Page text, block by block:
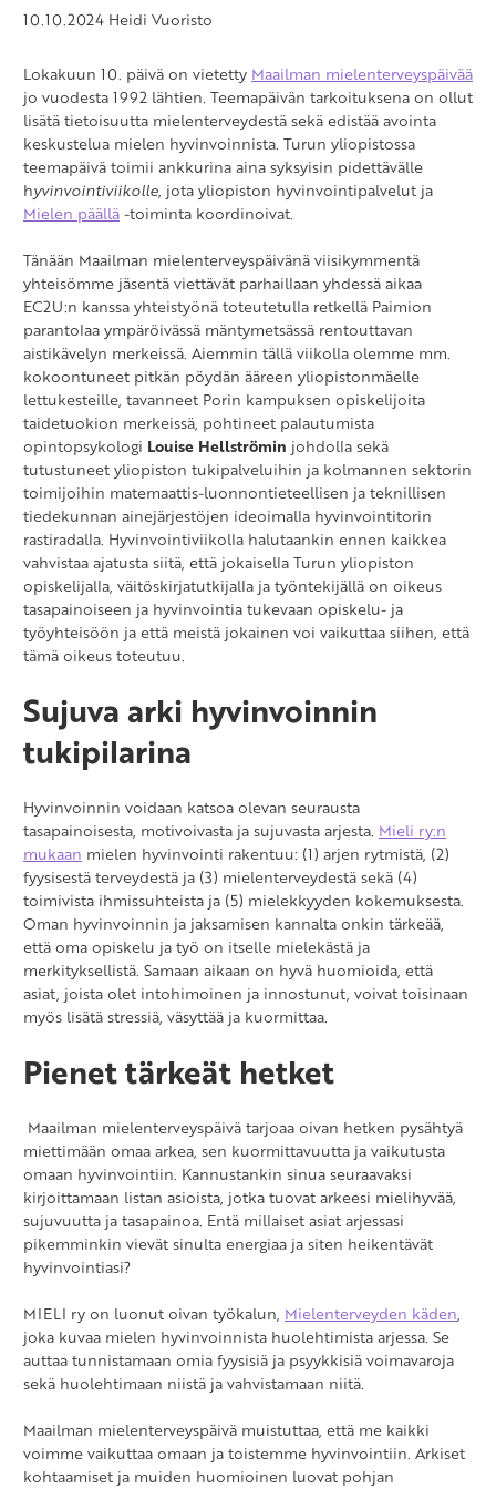
10.10.2024 Heidi Vuoristo
Lokakuun 10. päivä on vietetty Maailman mielenterveyspäivää
jo vuodesta 1992 lähtien. Teemapäivän tarkoituksena on ollut
lisätä tietoisuutta mielenterveydestä sekä edistää avointa
keskustelua mielen hyvinvoinnista. Turun yliopistossa
teemapäivä toimii ankkurina aina syksyisin pidettävälle
hyvinvointiviikolle, jota yliopiston hyvinvointipalvelut ja
Mielen päällä-toiminta koordinoivat.
Tänään Maailman mielenterveyspäivänä viisikymmentä
yhteisömme jäsentä viettävät parhaillaan yhdessä aikaa
EC2U:n kanssa yhteistyönä toteutetulla retkellä Paimion
parantolaa ympäröivässä mäntymetsässä rentouttavan
aistikävelyn merkeissä. Aiemmin tällä viikolla olemme mm.
kokoontuneet pitkän pöydän ääreen yliopistonmäelle
lettukesteille, tavanneet Porin kampuksen opiskelijoita
taidetuokion merkeissä, pohtineet palautumista
opintopsykologi Louise Hellströmin johdolla sekä
tutustuneet yliopiston tukipalveluihin ja kolmannen sektorin
toimijoihin matemaattis-luonnontieteellisen ja teknillisen
tiedekunnan ainejärjestöjen ideoimalla hyvinvointitorin
rastiradalla. Hyvinvointiviikolla halutaankin ennen kaikkea
vahvistaa ajatusta siitä, että jokaisella Turun yliopiston
opiskelijalla, väitöskirjatutkijalla ja työntekijällä on oikeus
tasapainoiseen ja hyvinvointia tukevaan opiskelu- ja
työyhteisöön ja että meistä jokainen voi vaikuttaa siihen, että
tämä oikeus toteutuu.
Sujuva arki hyvinvoinnin
tukipilarina
Hyvinvoinnin voidaan katsoa olevan seurausta
tasapainoisesta, motivoivasta ja sujuvasta arjesta. Mieli ry:n
mukaan mielen hyvinvointi rakentuu: (1) arjen rytmistä, (2)
fyysisestä terveydestä ja (3) mielenterveydestä sekä (4)
toimivista ihmissuhteista ja (5) mielekkyyden kokemuksesta.
Oman hyvinvoinnin ja jaksamisen kannalta onkin tärkeää,
että oma opiskelu ja työ on itselle mielekästä ja
merkityksellistä. Samaan aikaan on hyvä huomioida, että
asiat, joista olet intohimoinen ja innostunut, voivat toisinaan
myös lisätä stressiä, väsyttää ja kuormittaa.
Pienet tärkeät hetket
Maailman mielenterveyspäivä tarjoaa oivan hetken pysähtyä
miettimään omaa arkea, sen kuormittavuutta ja vaikutusta
omaan hyvinvointiin. Kannustankin sinua seuraavaksi
kirjoittamaan listan asioista, jotka tuovat arkeesi mielihyvää,
sujuvuutta ja tasapainoa. Entä millaiset asiat arjessasi
pikemminkin vievät sinulta energiaa ja siten heikentävät
hyvinvointiasi?
MIELI ry on luonut oivan työkalun, Mielenterveyden käden,
joka kuvaa mielen hyvinvoinnista huolehtimista arjessa. Se
auttaa tunnistamaan omia fyysisiä ja psyykkisiä voimavaroja
sekä huolehtimaan niistä ja vahvistamaan niitä.
Maailman mielenterveyspäivä muistuttaa, että me kaikki
voimme vaikuttaa omaan ja toistemme hyvinvointiin. Arkiset
kohtaamiset ja muiden huomioinen luovat pohjan